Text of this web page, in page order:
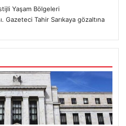
Yaşam Bölgeleri
Gazeteci Tahir Sarıkaya gözaltına